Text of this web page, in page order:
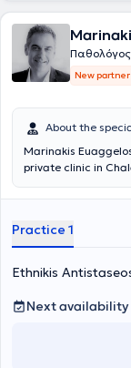
New partner
About the
Marinakis
private clinic in
Thessaloniki. With
behavioral
Cognitive-
the individual
towards achieving
health and
challenge-goal in
close or broader
Practice 1
Ethnikis
Next availability